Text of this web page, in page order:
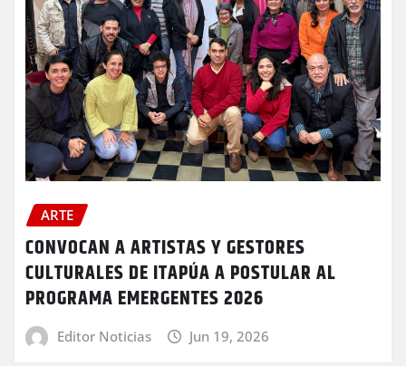
ARTE
CONVOCAN A ARTISTAS Y GESTORES
CULTURALES DE ITAPÚA A POSTULAR AL
PROGRAMA EMERGENTES 2026
Editor Noticias Jun 19, 2026